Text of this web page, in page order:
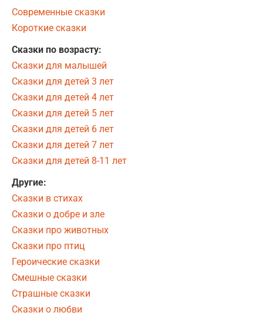
Современные сказки
Короткие сказки
Сказки по возрасту:
Сказки для малышей
Сказки для детей 3 лет
Сказки для детей 4 лет
Сказки для детей 5 лет
Сказки для детей 6 лет
Сказки для детей 7 лет
Сказки для детей 8-11 лет
Другие:
Сказки в стихах
Сказки о добре и зле
Сказки про животных
Сказки про птиц
Героические сказки
Смешные сказки
Страшные сказки
Сказки о любви